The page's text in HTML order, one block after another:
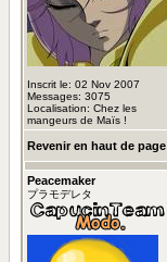
Inscrit le: 02 Nov 2007
Messages: 3075
Localisation: Chez les
mangeurs de Maïs !
Revenir en haut de page
Peacemaker
プラモデレタ